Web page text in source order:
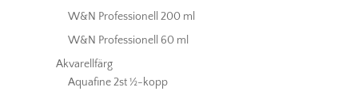
W&N Professionell 200 ml
W&N Professionell 60 ml
Akvarellfärg
Aquafine 2st ½-kopp